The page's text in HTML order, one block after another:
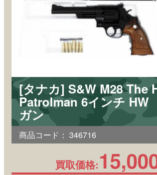
[タナカ] S&W M28 The
Patrolman 6インチ
ガン
商品コード： 346716
買取価格: